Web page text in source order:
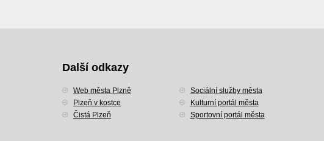
Další odkazy
Web města Plzně
Plzeň v kostce
Čistá Plzeň
Sociální služby města
Kulturní portál města
Sportovní portál města